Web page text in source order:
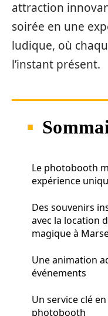
attraction
soirée en une
ludique, où
l’instant présent.
Le photobooth
expérience
Des souvenirs
avec la location
magique à
Une animation
événements
Un service clé
photobooth